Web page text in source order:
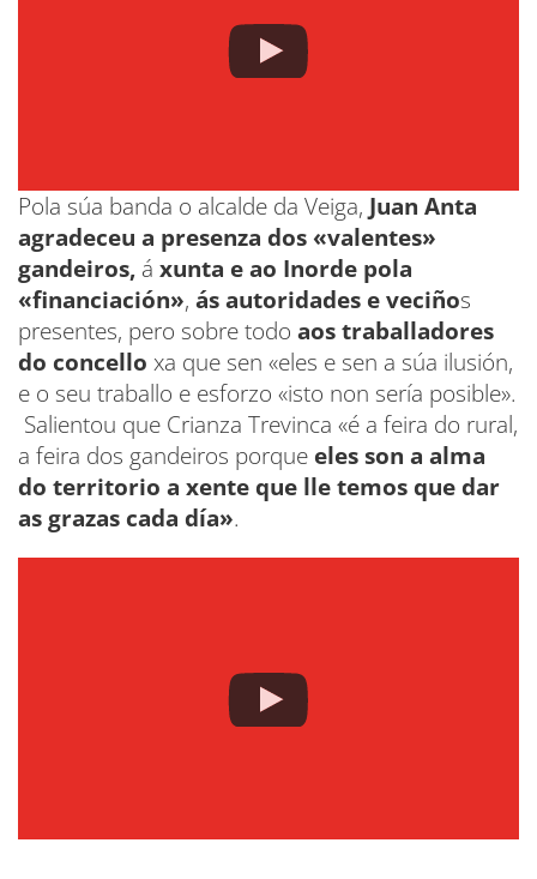
Pola súa banda o alcalde da Veiga, Juan Anta
agradeceu a presenza dos «valentes»
gandeiros, á xunta e ao Inorde pola
«financiación», ás autoridades e veciños
presentes, pero sobre todo aos traballadores
do concello xa que sen «eles e sen a súa ilusión,
e o seu traballo e esforzo «isto non sería posible».
Salientou que Crianza Trevinca «é a feira do rural,
a feira dos gandeiros porque eles son a alma
do territorio a xente que lle temos que dar
as grazas cada día».